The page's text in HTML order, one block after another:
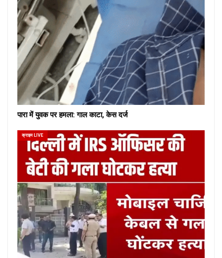
पारा में युवक पर हमला: गाल काटा, केस दर्ज
क्राइम LIVE